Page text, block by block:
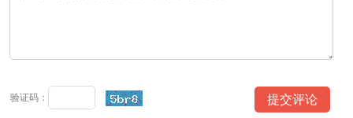
验证码：